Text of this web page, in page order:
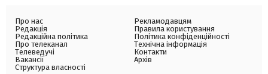
Про нас
Редакція
Редакційна політика
Про телеканал
Телеведучі
Вакансії
Структура власності
Рекламодавцям
Правила користування
Політика конфіденційності
Технічна інформація
Контакти
Архів